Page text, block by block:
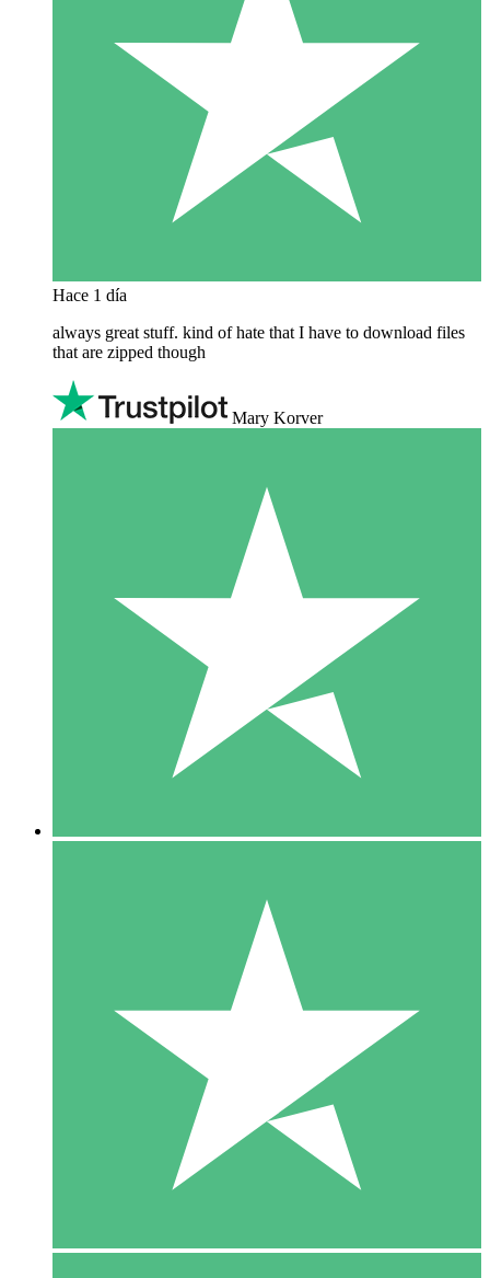
Hace 1 día
always great stuff. kind of hate that I have to download files
that are zipped though
Mary Korver